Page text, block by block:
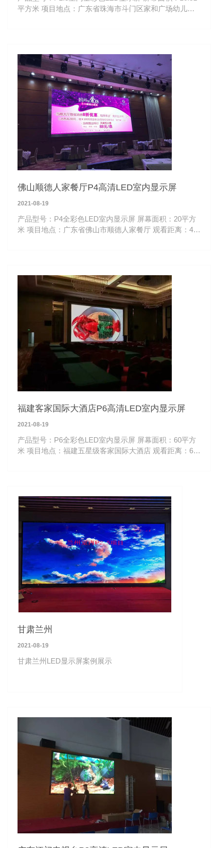
平方米 项目地点：广东省珠海市斗门区家和广场幼儿园
佛山顺德人家餐厅P4高清LED室内显示屏
2021-08-19
产品型号：P4全彩色LED室内显示屏 屏幕面积：20平方
米 项目地点：广东省佛山市顺德人家餐厅 观看距离：4-
福建客家国际大酒店P6高清LED室内显示屏
2021-08-19
产品型号：P6全彩色LED室内显示屏 屏幕面积：60平方
米 项目地点：福建五星级客家国际大酒店 观看距离：6-
甘肃兰州
2021-08-19
甘肃兰州LED显示屏案例展示